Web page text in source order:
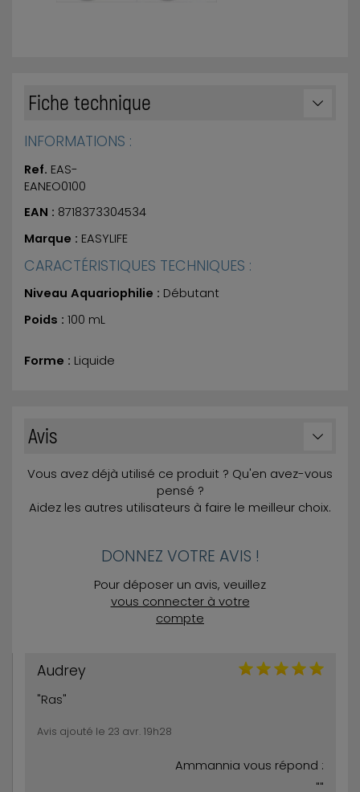
Fiche technique
INFORMATIONS :
Ref. EAS-
EANEO0100
EAN : 8718373304534
Marque : EASYLIFE
CARACTÉRISTIQUES TECHNIQUES :
Niveau Aquariophilie : Débutant
Poids : 100 mL
Forme : Liquide
Avis
Vous avez déjà utilisé ce produit ? Qu'en avez-vous
pensé ?
Aidez les autres utilisateurs à faire le meilleur choix.
DONNEZ VOTRE AVIS !
Pour déposer un avis, veuillez
vous connecter à votre
compte
Audrey
"Ras"
Avis ajouté le 23 avr. 19h28
Ammannia vous répond :
""